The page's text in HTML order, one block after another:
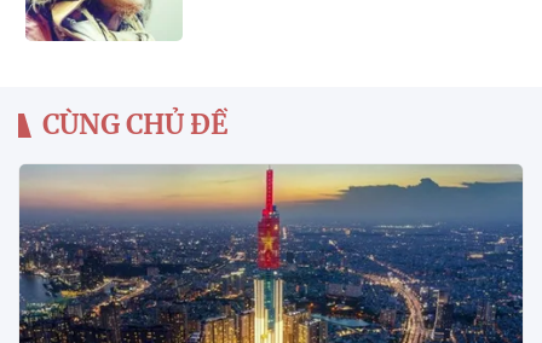
CÙNG CHỦ ĐỀ